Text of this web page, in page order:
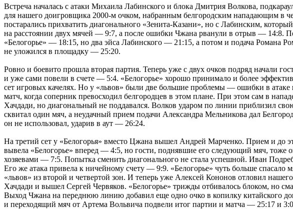
Встреча началась с атаки Михаила Лабинского и блока Дмитрия Волкова,
для нашего доигровщика 2000-м очком, набранным белгородским нападающим в
постарались прихватить диагонального «Зенита-Казани», но с Лабинским,
на расстоянии двух мячей — 9:7, а после ошибки Чжана рванули в отрыв — 14:8.
«Белогорье» — 18:15, но два эйса Лабинского — 21:15, а потом и подача Романа
не уложился в площадку — 25:20.
Ровно и боевито прошла вторая партия. Теперь уже с двух очков подряд начали
и уже сами повели в счете — 5:4. «Белогорье» хорошо принимало и более
сет игровых качелях. Но у «львов» были две большие проблемы — ошибки в
матч, когда соперник превосходил белгородцев в этом плане. При этом сам в
Хачдади, но диагональный не поддавался. Волков ударом по линии приблизил
сквитал один мяч, а неудачный прием подачи Александра Мельникова дал
он не использовал, ударив в аут — 26:24.
На третий сет у «Белогорья» вместо Цжана вышел Андрей Марченко. Прием и до
вывела «Белогорье» вперед — 4:5, но гости, поднявшие его следующий мяч,
хозяевами — 7:5. Попытка сменить диагонального не стала успешной. Иван
Его же атака привела к ничейному счету — 9:9. «Белогорье» чуть больше спасало
«львов» из второй и четвертой зон. И теперь уже Алексей Кононов отловил
Хачдади и вышел Сергей Червяков. «Белогорье» трижды отбивалось блоком, но
Выход Чжана на переднюю линию добавил еще одно очко в копилку китайского
и переходящий мяч от Артема Вольвича подвели итог партии и матча — 25:17 и